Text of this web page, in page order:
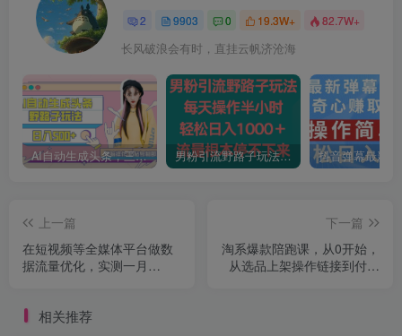
2 9903 0 19.3W+ 82.7W+
长风破浪会有时，直挂云帆济沧海
AI自动生成头条，三天必起号，三分钟轻松发布内容，复制粘贴，保姆级教… 男粉引流野路子玩法，每天操作半小时轻松日入1000＋，流量根本停不下来
上一篇
在短视频等全媒体平台做数
据流量优化，实测一月
下一篇
淘系爆款陪跑课，从0开始，
从选品上架操作链接到付费
相关推荐